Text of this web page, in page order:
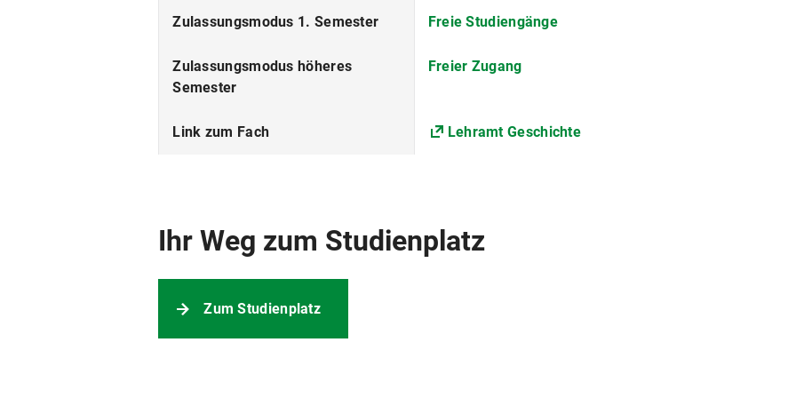
Solidarbeitrag Semesterticket.
Anmerkungen
Es sind Fremdsprachenkenntnisse zur Anmeldung zur
Zulassungsmodus 1. Semester Freie Studiengänge
Zulassungsmodus höheres
Semester
Freier Zugang
Link zum Fach Lehramt Geschichte
Ihr Weg zum Studienplatz
Zum Studienplatz